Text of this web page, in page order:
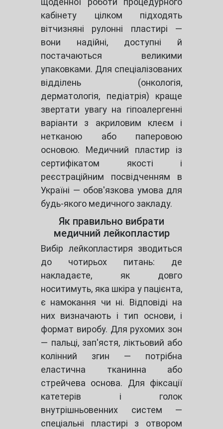
кабінету цілком підходять
вітчизняні рулонні пластирі —
вони надійні, доступні й
постачаються великими
упаковками. Для спеціалізованих
відділень (онкологія,
дерматологія, педіатрія) краще
звертати увагу на гіпоалергенні
варіанти з акриловим клеєм і
нетканою або паперовою
основою. Медичний пластир із
сертифікатом якості і
реєстраційним посвідченням в
Україні — обов'язкова умова для
будь-якого медичного закладу.
Як правильно вибрати
медичний лейкопластир
Вибір лейкопластиря зводиться
до чотирьох питань: де
накладаєте, як довго
носитимуть, яка шкіра у пацієнта,
є намокання чи ні. Відповіді на
них визначають і тип основи, і
формат виробу. Для рухомих зон
— пальці, зап'ястя, ліктьовий або
колінний згин — потрібна
еластична тканинна або
стрейчева основа. Для фіксації
катетерів і голок
внутрішньовенних систем —
спеціальні пластирі з отвором